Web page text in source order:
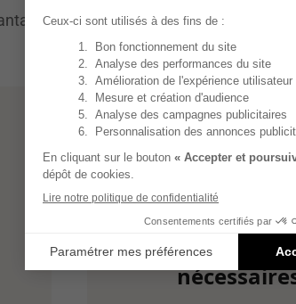
d'une technologie de pointe
2
◆
Peu de